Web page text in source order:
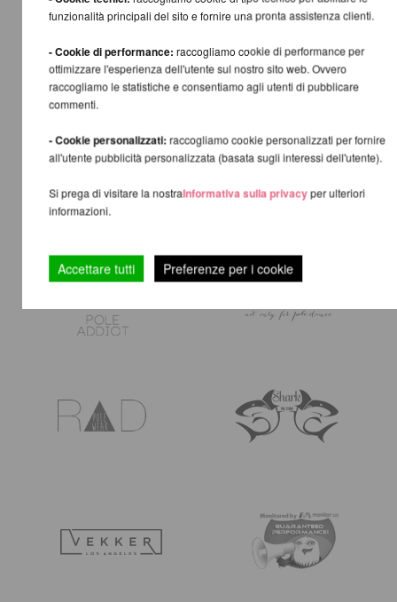
funzionalità principali del sito e fornire una pronta assistenza clienti.
- Cookie di performance: raccogliamo cookie di performance per
ottimizzare l'esperienza dell'utente sul nostro sito web. Ovvero
raccogliamo le statistiche e consentiamo agli utenti di pubblicare
commenti.
- Cookie personalizzati:raccogliamo cookie personalizzati per fornire
all'utente pubblicità personalizzata (basata sugli interessi dell'utente).
Si prega di visitare la nostraInformativa sulla privacyper ulteriori
informazioni.
Accettare tutti Preferenze per i cookie